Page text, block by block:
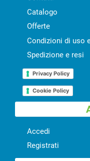
Catalogo
Offerte
Condizioni di uso
Spedizione e resi
Privacy Policy
Cookie Policy
Accedi
Registrati